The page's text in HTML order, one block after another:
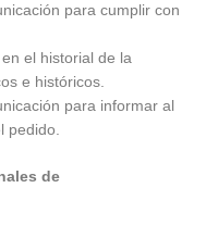
para cumplir con
el historial de la
e históricos.
para informar al
pedido.
de